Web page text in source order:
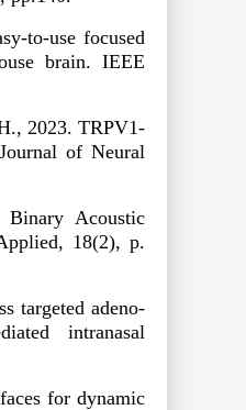
to-use focused
brain. IEEE
2023. TRPV1-
Journal of Neural
Acoustic
, 18(2), p.
targeted adeno-
intranasal
for dynamic